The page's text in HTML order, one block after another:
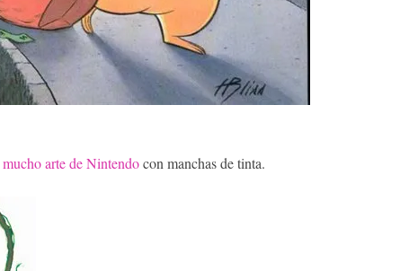
mucho arte de Nintendocon manchas de tinta.